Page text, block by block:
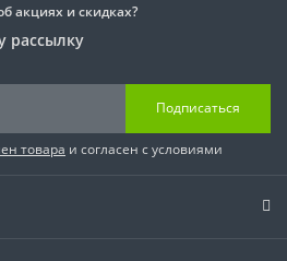
акциях и скидках?
рассылку
Подписаться
товара и согласен с условиями